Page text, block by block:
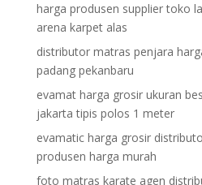
harga produsen supplier toko
arena karpet alas
distributor matras penjara
padang pekanbaru
evamat harga grosir ukuran
jakarta tipis polos 1 meter
evamatic harga grosir
produsen harga murah
foto matras karate agen